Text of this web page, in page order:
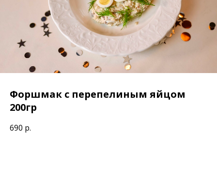
Форшмак с перепелиным яйцом
200гр
690 р.